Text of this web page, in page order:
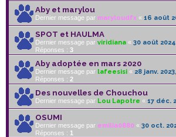
Aby et marylou
Dernier message par maryloudfx « 16 août
SPOT et HAULMA
Dernier message par viridiana « 30 août
Réponses : 3
Aby adoptée en mars 2020
Dernier message par lafeesisi « 28 janv.
Réponses : 2
Des nouvelles de Chouchou
Dernier message par Lou Lapotre « 17 déc.
OSUMI
Dernier message par emilia0880 « 30 oct.
Réponses : 1